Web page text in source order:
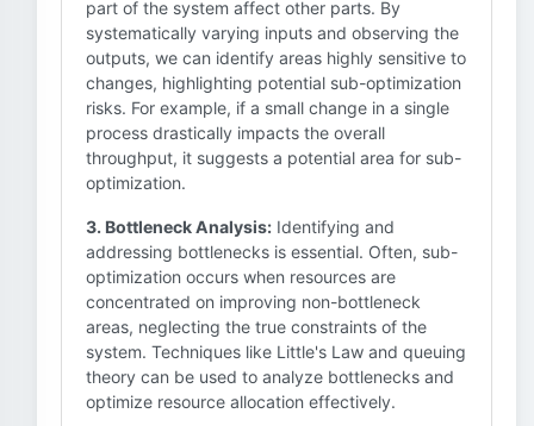
part of the system affect other parts. By
systematically varying inputs and observing the
outputs, we can identify areas highly sensitive to
changes, highlighting potential sub-optimization
risks. For example, if a small change in a single
process drastically impacts the overall
throughput, it suggests a potential area for sub-
optimization.
3. Bottleneck Analysis: Identifying and
addressing bottlenecks is essential. Often, sub-
optimization occurs when resources are
concentrated on improving non-bottleneck
areas, neglecting the true constraints of the
system. Techniques like Little's Law and queuing
theory can be used to analyze bottlenecks and
optimize resource allocation effectively.